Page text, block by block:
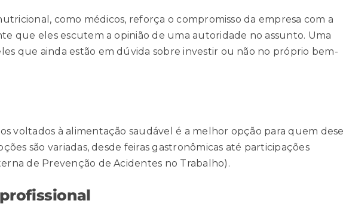
como médicos, reforça o compromisso da empresa com a
que eles escutem a opinião de uma autoridade no assunto. Uma
que ainda estão em dúvida sobre investir ou não no próprio bem-
voltados à alimentação saudável é a melhor opção para quem
são variadas, desde feiras gastronômicas até participações
de Prevenção de Acidentes no Trabalho).